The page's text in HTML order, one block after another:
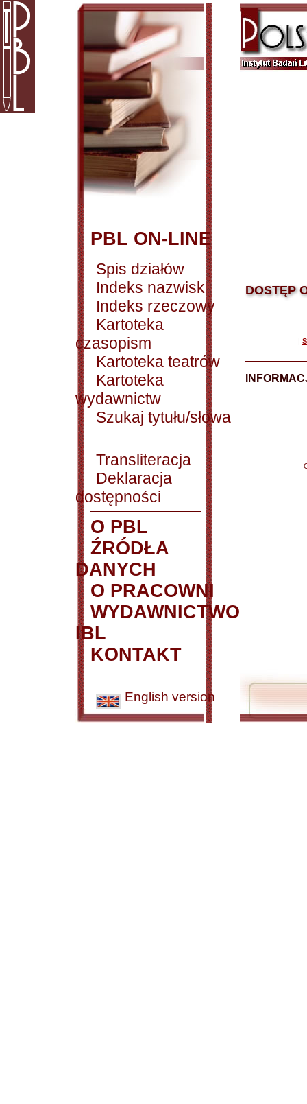
PBL ON-LINE
Spis działów
Indeks nazwisk
Indeks rzeczowy
Kartoteka
czasopism
Kartoteka teatrów
Kartoteka
wydawnictw
Szukaj tytułu/słowa
Transliteracja
Deklaracja
dostępności
O PBL
ŹRÓDŁA
DANYCH
O PRACOWNI
WYDAWNICTWO
IBL
KONTAKT
English version
DOSTĘP
|